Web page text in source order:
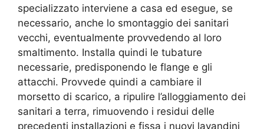
specializzato interviene a casa ed esegue, se
necessario, anche lo smontaggio dei sanitari
vecchi, eventualmente provvedendo al loro
smaltimento. Installa quindi le tubature
necessarie, predisponendo le flange e gli
attacchi. Provvede quindi a cambiare il
morsetto di scarico, a ripulire l’alloggiamento dei
sanitari a terra, rimuovendo i residui delle
precedenti installazioni e fissa i nuovi lavandini